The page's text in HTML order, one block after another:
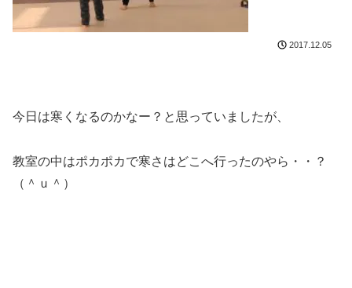
2017.12.05
今日は寒くなるのかなー？と思っていましたが、
教室の中はポカポカで寒さはどこへ行ったのやら・・？
（＾ｕ＾）